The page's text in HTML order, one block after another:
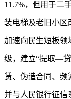
11.7%，但用于二
装电梯及老旧小区
加速向民生短板领
级，建立“提取—
赁、伪造合同、频
并与人民银行征信